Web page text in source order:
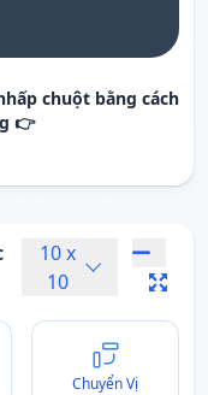
chuột bằng cách
👉
10x
10
Chuyển Vị